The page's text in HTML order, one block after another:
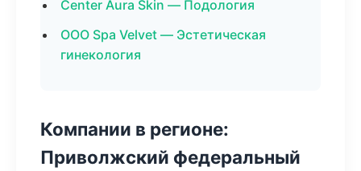
Center Aura Skin — Подология
ООО Spa Velvet — Эстетическая
гинекология
Компании в регионе:
Приволжский федеральный